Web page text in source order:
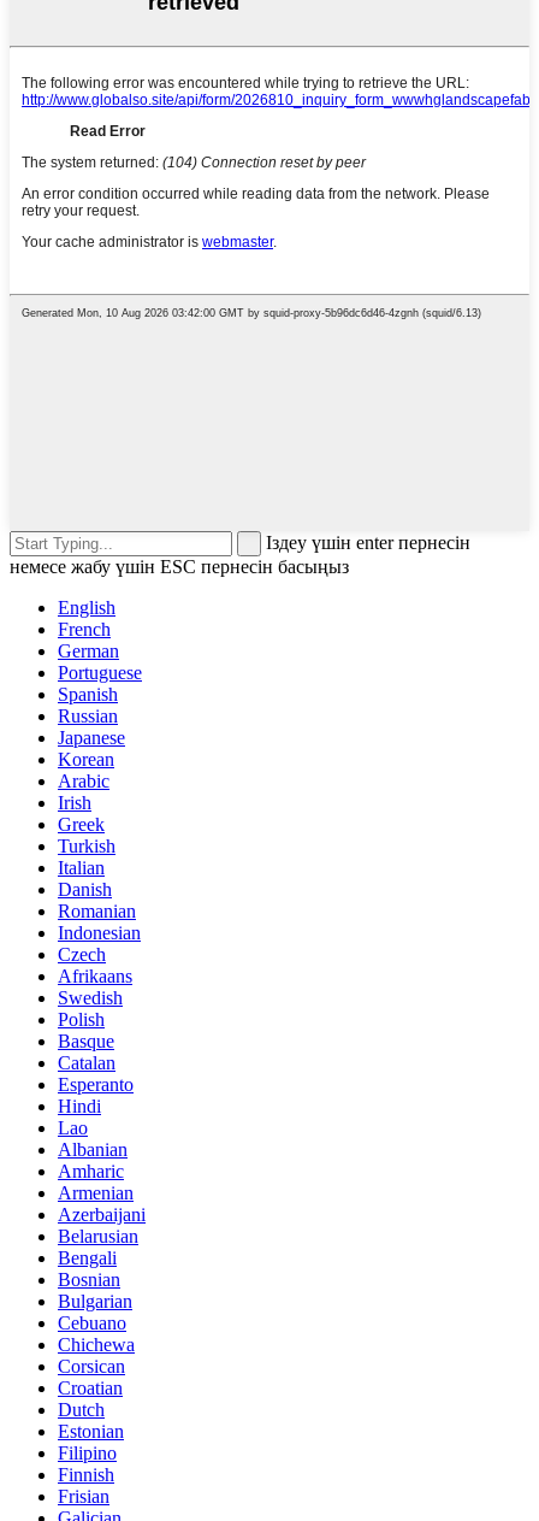
Іздеу үшін enter пернесін
немесе жабу үшін ESC пернесін басыңыз
English
French
German
Portuguese
Spanish
Russian
Japanese
Korean
Arabic
Irish
Greek
Turkish
Italian
Danish
Romanian
Indonesian
Czech
Afrikaans
Swedish
Polish
Basque
Catalan
Esperanto
Hindi
Lao
Albanian
Amharic
Armenian
Azerbaijani
Belarusian
Bengali
Bosnian
Bulgarian
Cebuano
Chichewa
Corsican
Croatian
Dutch
Estonian
Filipino
Finnish
Frisian